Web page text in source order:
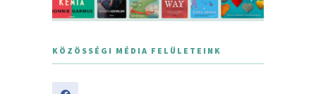
KÖZÖSSÉGI MÉDIA FELÜLETEINK